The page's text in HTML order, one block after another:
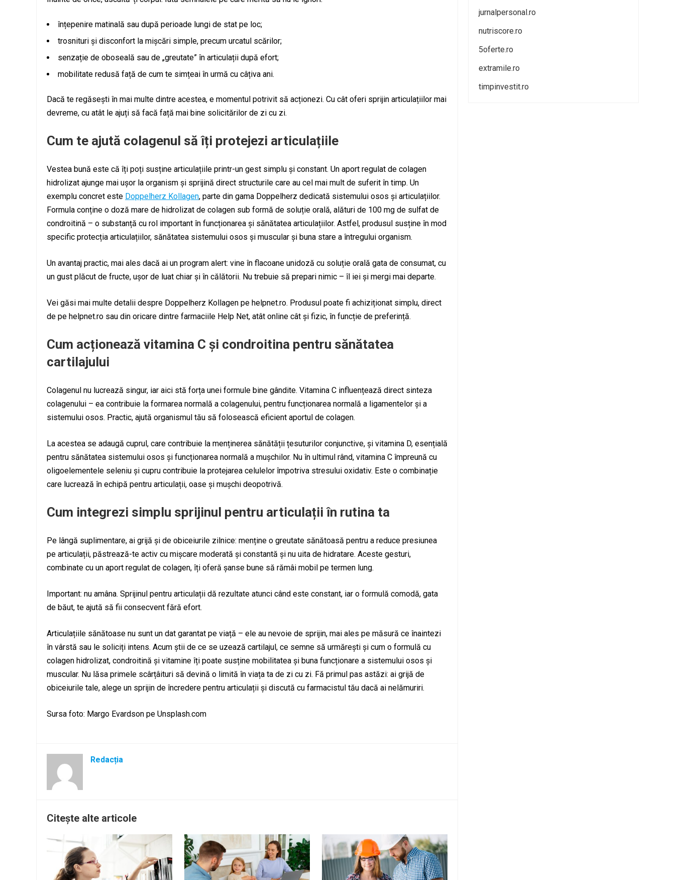
înțepenire matinală sau după perioade lungi de stat pe loc;
trosnituri și disconfort la mișcări simple, precum urcatul scărilor;
senzație de oboseală sau de „greutate” în articulații după efort;
mobilitate redusă față de cum te simțeai în urmă cu câțiva ani.
Dacă te regăsești în mai multe dintre acestea, e momentul potrivit să acționezi. Cu cât oferi sprijin articulațiilor mai
devreme, cu atât le ajuți să facă față mai bine solicitărilor de zi cu zi.
Cum te ajută colagenul să îți protejezi articulațiile
Vestea bună este că îți poți susține articulațiile printr-un gest simplu și constant. Un aport regulat de colagen
hidrolizat ajunge mai ușor la organism și sprijină direct structurile care au cel mai mult de suferit în timp. Un
exemplu concret este Doppelherz Kollagen, parte din gama Doppelherz dedicată sistemului osos și articulațiilor.
Formula conține o doză mare de hidrolizat de colagen sub formă de soluție orală, alături de 100 mg de sulfat de
condroitină – o substanță cu rol important în funcționarea și sănătatea articulațiilor. Astfel, produsul susține în mod
specific protecția articulațiilor, sănătatea sistemului osos și muscular și buna stare a întregului organism.
Un avantaj practic, mai ales dacă ai un program alert: vine în flacoane unidoză cu soluție orală gata de consumat, cu
un gust plăcut de fructe, ușor de luat chiar și în călătorii. Nu trebuie să prepari nimic – îl iei și mergi mai departe.
Vei găsi mai multe detalii despre Doppelherz Kollagen pe helpnet.ro. Produsul poate fi achiziționat simplu, direct
de pe helpnet.ro sau din oricare dintre farmaciile Help Net, atât online cât și fizic, în funcție de preferință.
Cum acționează vitamina C și condroitina pentru sănătatea
cartilajului
Colagenul nu lucrează singur, iar aici stă forța unei formule bine gândite. Vitamina C influențează direct sinteza
colagenului – ea contribuie la formarea normală a colagenului, pentru funcționarea normală a ligamentelor și a
sistemului osos. Practic, ajută organismul tău să folosească eficient aportul de colagen.
La acestea se adaugă cuprul, care contribuie la menținerea sănătății țesuturilor conjunctive, și vitamina D, esențială
pentru sănătatea sistemului osos și funcționarea normală a mușchilor. Nu în ultimul rând, vitamina C împreună cu
oligoelementele seleniu și cupru contribuie la protejarea celulelor împotriva stresului oxidativ. Este o combinație
care lucrează în echipă pentru articulații, oase și mușchi deopotrivă.
Cum integrezi simplu sprijinul pentru articulații în rutina ta
Pe lângă suplimentare, ai grijă și de obiceiurile zilnice: menține o greutate sănătoasă pentru a reduce presiunea
pe articulații, păstrează-te activ cu mișcare moderată și constantă și nu uita de hidratare. Aceste gesturi,
combinate cu un aport regulat de colagen, îți oferă șanse bune să rămâi mobil pe termen lung.
Important: nu amâna. Sprijinul pentru articulații dă rezultate atunci când este constant, iar o formulă comodă, gata
de băut, te ajută să fii consecvent fără efort.
Articulațiile sănătoase nu sunt un dat garantat pe viață – ele au nevoie de sprijin, mai ales pe măsură ce înaintezi
în vârstă sau le soliciți intens. Acum știi de ce se uzează cartilajul, ce semne să urmărești și cum o formulă cu
colagen hidrolizat, condroitină și vitamine îți poate susține mobilitatea și buna funcționare a sistemului osos și
muscular. Nu lăsa primele scârțâituri să devină o limită în viața ta de zi cu zi. Fă primul pas astăzi: ai grijă de
obiceiurile tale, alege un sprijin de încredere pentru articulații și discută cu farmacistul tău dacă ai nelămuriri.
Sursa foto: Margo Evardson pe Unsplash.com
Redacția
Citește alte articole
jurnalpersonal.ro
nutriscore.ro
5oferte.ro
extramile.ro
timpinvestit.ro